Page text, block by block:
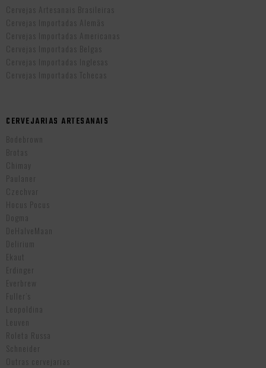
Cervejas Artesanais Brasileiras
Cervejas Importadas Alemãs
Cervejas Importadas Americanas
Cervejas Importadas Belgas
Cervejas Importadas Inglesas
Cervejas Importadas Tchecas
CERVEJARIAS ARTESANAIS
Bodebrown
Brotas
Chimay
Paulaner
Czechvar
Hocus Pocus
Dogma
DeHalveMaan
Delirium
Ekaut
Erdinger
Everbrew
Fuller’s
Leopoldina
Leuven
Roleta Russa
Schneider
Outras cervejarias